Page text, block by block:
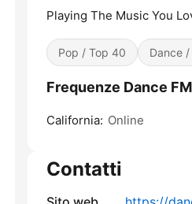
Playing The Music You
Pop / Top 40 Dance /
Frequenze Dance
California: Online
Contatti